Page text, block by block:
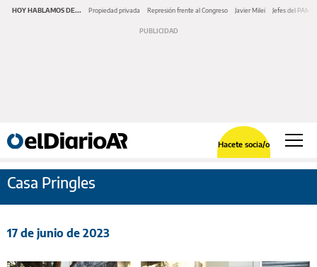
HOY HABLAMOS DE... Propiedad privada Represión frente al Congreso Javier Milei Jefes del PAMI
Hacete socia/o
Casa Pringles
17 de junio de 2023